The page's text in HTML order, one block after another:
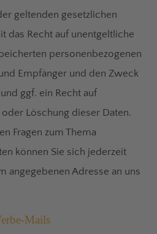
geltenden gesetzlichen
das Recht auf unentgeltliche
personenbezogenen
Empfänger und den Zweck
ggf. ein Recht auf
Löschung dieser Daten.
Fragen zum Thema
können Sie sich jederzeit
angegebenen Adresse an uns
Mails